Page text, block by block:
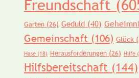
Freundschaft
Garten (26) Geduld (40)
Gemeinschaft (106) Glück
Hase (18) Herausforderungen (26) Hilfe
Hilfsbereitschaft (144)